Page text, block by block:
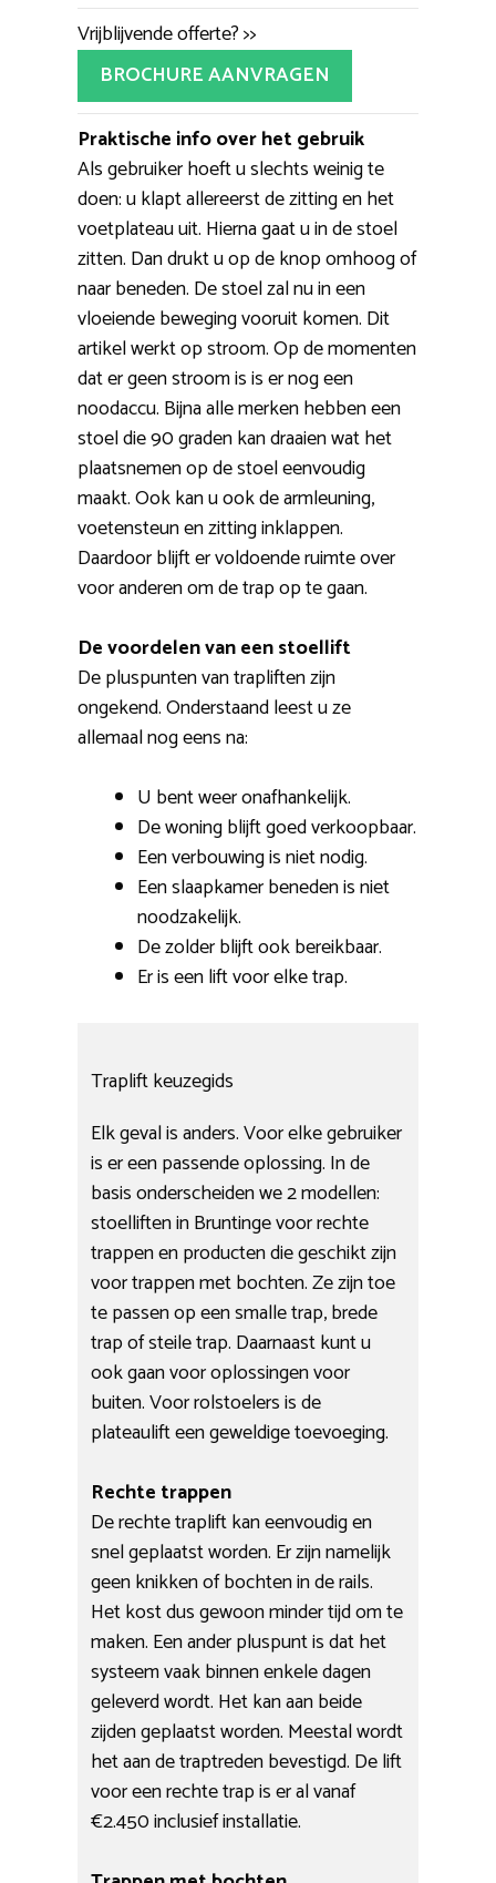
Vrijblijvende offerte? >>
BROCHURE AANVRAGEN
Praktische info over het gebruik
Als gebruiker hoeft u slechts weinig te
doen: u klapt allereerst de zitting en het
voetplateau uit. Hierna gaat u in de stoel
zitten. Dan drukt u op de knop omhoog of
naar beneden. De stoel zal nu in een
vloeiende beweging vooruit komen. Dit
artikel werkt op stroom. Op de momenten
dat er geen stroom is is er nog een
noodaccu. Bijna alle merken hebben een
stoel die 90 graden kan draaien wat het
plaatsnemen op de stoel eenvoudig
maakt. Ook kan u ook de armleuning,
voetensteun en zitting inklappen.
Daardoor blijft er voldoende ruimte over
voor anderen om de trap op te gaan.
De voordelen van een stoellift
De pluspunten van trapliften zijn
ongekend. Onderstaand leest u ze
allemaal nog eens na:
U bent weer onafhankelijk.
De woning blijft goed verkoopbaar.
Een verbouwing is niet nodig.
Een slaapkamer beneden is niet
noodzakelijk.
De zolder blijft ook bereikbaar.
Er is een lift voor elke trap.
Traplift keuzegids
Elk geval is anders. Voor elke gebruiker
is er een passende oplossing. In de
basis onderscheiden we 2 modellen:
stoelliften in Bruntinge voor rechte
trappen en producten die geschikt zijn
voor trappen met bochten. Ze zijn toe
te passen op een smalle trap, brede
trap of steile trap. Daarnaast kunt u
ook gaan voor oplossingen voor
buiten. Voor rolstoelers is de
plateaulift een geweldige toevoeging.
Rechte trappen
De rechte traplift kan eenvoudig en
snel geplaatst worden. Er zijn namelijk
geen knikken of bochten in de rails.
Het kost dus gewoon minder tijd om te
maken. Een ander pluspunt is dat het
systeem vaak binnen enkele dagen
geleverd wordt. Het kan aan beide
zijden geplaatst worden. Meestal wordt
het aan de traptreden bevestigd. De lift
voor een rechte trap is er al vanaf
€2.450 inclusief installatie.